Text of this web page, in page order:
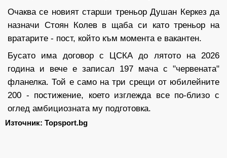
Очаква се новият старши треньор Душан Керкез да
назначи Стоян Колев в щаба си като треньор на
вратарите - пост, който към момента е вакантен.
Бусато има договор с ЦСКА до лятото на 2026
година и вече е записал 197 мача с "червената"
фланелка. Той е само на три срещи от юбилейните
200 - постижение, което изглежда все по-близо с
оглед амбициозната му подготовка.
Източник: Topsport.bg